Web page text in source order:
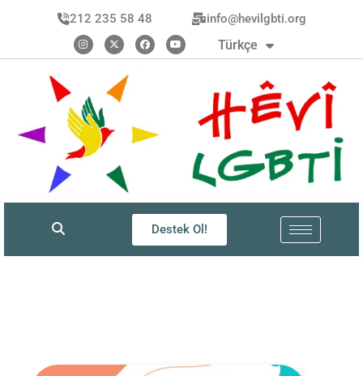
212 235 58 48 info@hevilgbti.org
Türkçe
العربية
فارسی
Destek Ol!